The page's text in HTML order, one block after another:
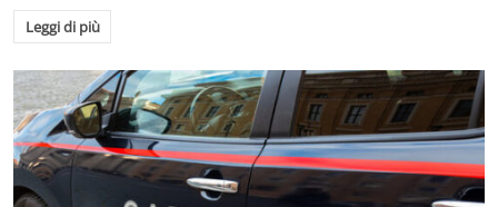
Leggi di più